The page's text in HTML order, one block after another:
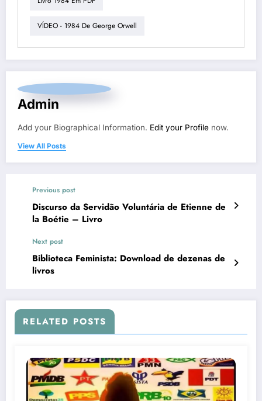
VÍDEO - 1984 De George Orwell
Admin
Add your Biographical Information. Edit your Profile now.
View All Posts
Previous post
Discurso da Servidão Voluntária de Etienne de
la Boétie – Livro
Next post
Biblioteca Feminista: Download de dezenas de
livros
RELATED POSTS